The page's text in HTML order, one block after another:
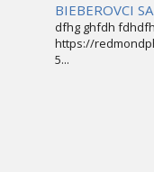
BIEBEROVCI
dfhg ghfdh
https://
5...